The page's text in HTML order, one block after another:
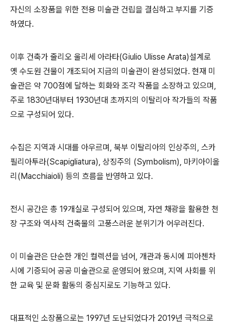
자신의 소장품을 위한 전용 미술관 건립을 결심하고 부지를 기증
하였다.
이후 건축가 줄리오 울리세 아라타(Giulio Ulisse Arata)설계로
옛 수도원 건물이 개조되어 지금의 미술관이 완성되었다. 현재 미
술관은 약 700점에 달하는 회화와 조각 작품을 소장하고 있으며,
주로 1830년대부터 1930년대 초까지의 이탈리아 작가들의 작품
으로 구성되어 있다.
수집은 지역과 시대를 아우르며, 북부 이탈리아의 인상주의 , 스카
필리아투라(Scapigliatura), 상징주의 (Symbolism), 마키아이올
리 (Macchiaioli) 등의 흐름을 반영하고 있다.
전시 공간은 총 19개실로 구성되어 있으며, 자연 채광을 활용한 천
장 구조와 역사적 건축물의 고풍스러운 분위기가 어우러진다.
이 미술관은 단순한 개인 컬렉션을 넘어, 개관과 동시에 피아첸차
시에 기증되어 공공 미술관으로 운영되어 왔으며, 지역 사회를 위
한 교육 및 문화 활동의 중심지로도 기능하고 있다.
대표적인 소장품으로는 1997년 도난되었다가 2019년 극적으로